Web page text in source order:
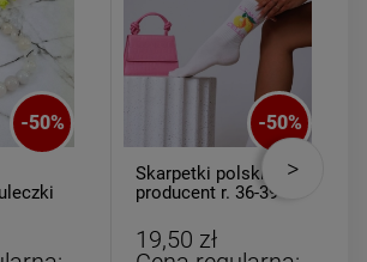
-50% -50%
Skarpetki polski
producent r. 36-39
19,50 zł